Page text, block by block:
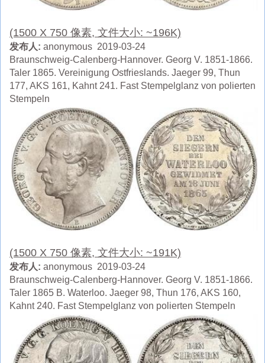
(1500 X 750 像素, 文件大小: ~196K)
发布人: anonymous 2019-03-24
Braunschweig-Calenberg-Hannover. Georg V. 1851-1866.
Taler 1865. Vereinigung Ostfrieslands. Jaeger 99, Thun
177, AKS 161, Kahnt 241. Fast Stempelglanz von polierten
Stempeln
(1500 X 750 像素, 文件大小: ~191K)
发布人: anonymous 2019-03-24
Braunschweig-Calenberg-Hannover. Georg V. 1851-1866.
Taler 1865 B. Waterloo. Jaeger 98, Thun 176, AKS 160,
Kahnt 240. Fast Stempelglanz von polierten Stempeln